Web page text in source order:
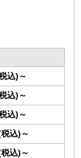
込)～
込)～
込)～
税込)～
税込)～